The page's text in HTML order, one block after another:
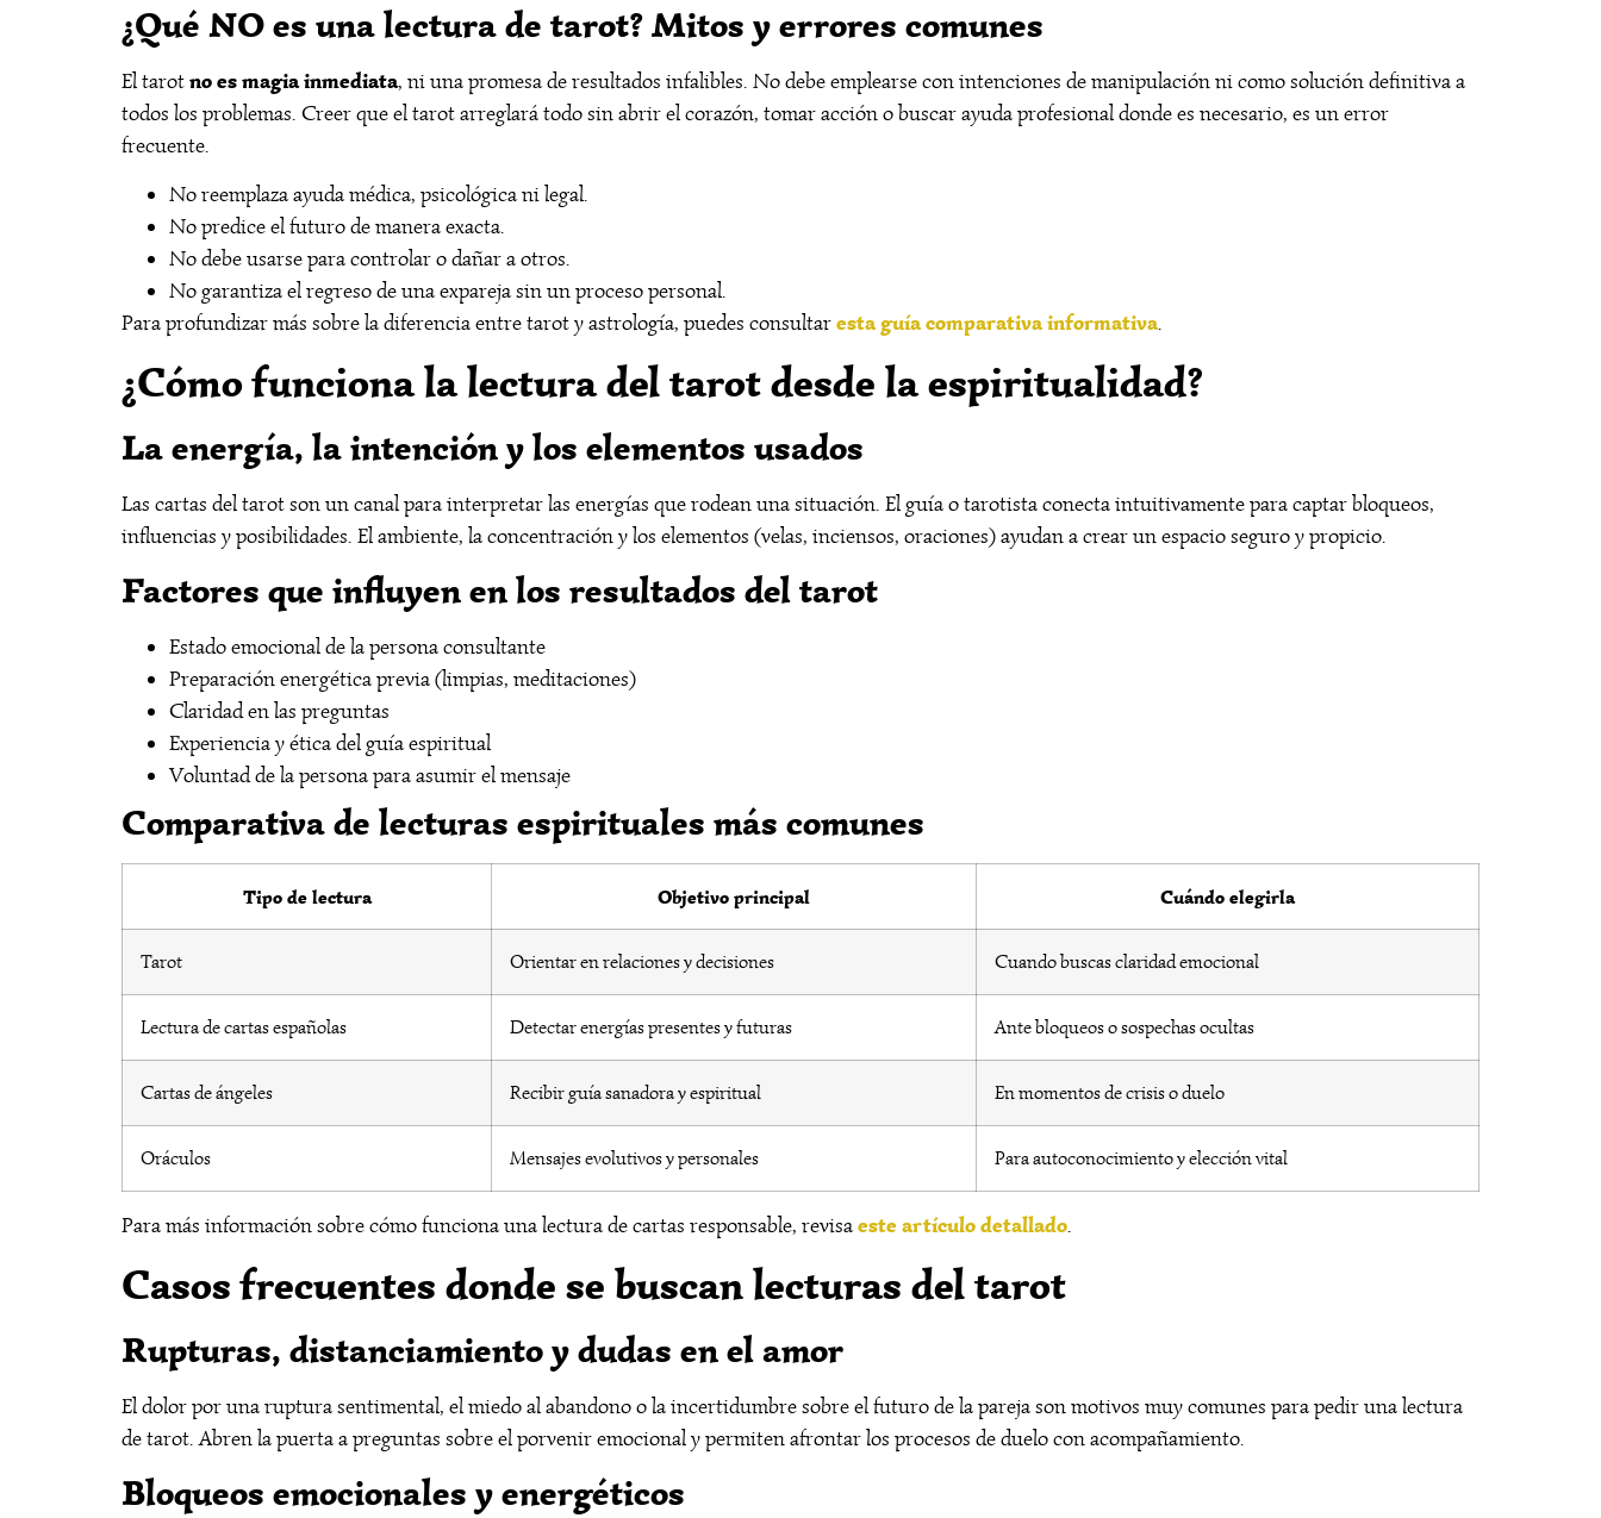
¿Qué NO es una lectura de tarot? Mitos y errores comunes
El tarotno es magia inmediata, ni una promesa de resultados infalibles. No debe emplearse con intenciones de manipulación ni como solución definitiva a
todos los problemas. Creer que el tarot arreglará todo sin abrir el corazón, tomar acción o buscar ayuda profesional donde es necesario, es un error
frecuente.
No reemplaza ayuda médica, psicológica ni legal.
No predice el futuro de manera exacta.
No debe usarse para controlar o dañar a otros.
No garantiza el regreso de una expareja sin un proceso personal.
Para profundizar más sobre la diferencia entre tarot y astrología, puedes consultaresta guía comparativa informativa.
¿Cómo funciona la lectura del tarot desde la espiritualidad?
La energía, la intención y los elementos usados
Las cartas del tarot son un canal para interpretar las energías que rodean una situación. El guía o tarotista conecta intuitivamente para captar bloqueos,
influencias y posibilidades. El ambiente, la concentración y los elementos (velas, inciensos, oraciones) ayudan a crear un espacio seguro y propicio.
Factores que influyen en los resultados del tarot
Estado emocional de la persona consultante
Preparación energética previa (limpias, meditaciones)
Claridad en las preguntas
Experiencia y ética del guía espiritual
Voluntad de la persona para asumir el mensaje
Comparativa de lecturas espirituales más comunes
Tipo de lectura Objetivo principal Cuándo elegirla
Tarot Orientar en relaciones y decisiones Cuando buscas claridad emocional
Lectura de cartas españolas Detectar energías presentes y futuras Ante bloqueos o sospechas ocultas
Cartas de ángeles Recibir guía sanadora y espiritual En momentos de crisis o duelo
Oráculos Mensajes evolutivos y personales Para autoconocimiento y elección vital
Para más información sobre cómo funciona una lectura de cartas responsable, revisaeste artículo detallado.
Casos frecuentes donde se buscan lecturas del tarot
Rupturas, distanciamiento y dudas en el amor
El dolor por una ruptura sentimental, el miedo al abandono o la incertidumbre sobre el futuro de la pareja son motivos muy comunes para pedir una lectura
de tarot. Abren la puerta a preguntas sobre el porvenir emocional y permiten afrontar los procesos de duelo con acompañamiento.
Bloqueos emocionales y energéticos